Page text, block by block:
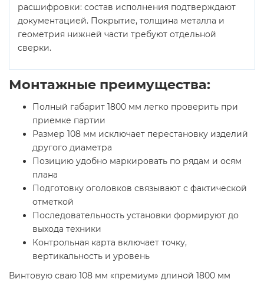
расшифровки: состав исполнения подтверждают
документацией. Покрытие, толщина металла и
геометрия нижней части требуют отдельной
сверки.
Монтажные преимущества:
Полный габарит 1800 мм легко проверить при
приемке партии
Размер 108 мм исключает перестановку изделий
другого диаметра
Позицию удобно маркировать по рядам и осям
плана
Подготовку оголовков связывают с фактической
отметкой
Последовательность установки формируют до
выхода техники
Контрольная карта включает точку,
вертикальность и уровень
Винтовую сваю 108 мм «премиум» длиной 1800 мм